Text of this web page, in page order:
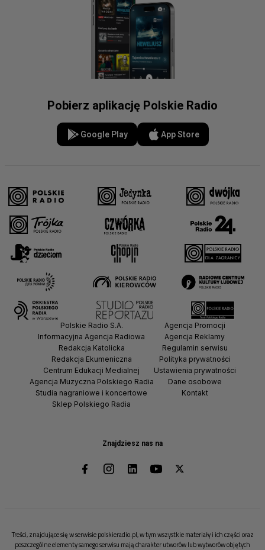
Pobierz aplikację Polskie Radio
Google Play App Store
Znajdziesz nas na
Polskie Radio S.A.
Informacyjna Agencja Radiowa
Redakcja Katolicka
Redakcja Ekumeniczna
Centrum Edukacji Medialnej
Agencja Muzyczna Polskiego Radia
Studia nagraniowe i koncertowe
Sklep Polskiego Radia
Agencja Promocji
Agencja Reklamy
Regulamin serwisu
Polityka prywatności
Ustawienia prywatności
Dane osobowe
Kontakt
Treści, znajdujące się w serwisie polskieradio.pl, w tym wszystkie materiały i ich części oraz
poszczególne elementy samego serwisu mają charakter utworów lub wytworów objętych